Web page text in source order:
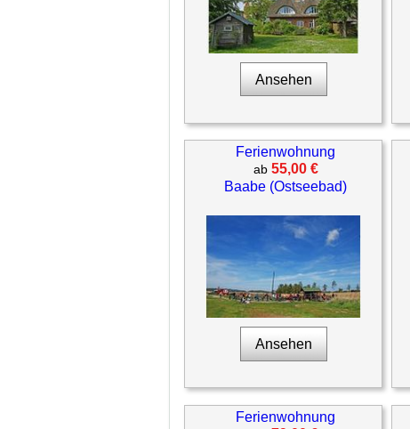
Ansehen
Ferienwohnung
ab 55,00 €
Baabe (Ostseebad)
Ansehen
Ferienwohnung